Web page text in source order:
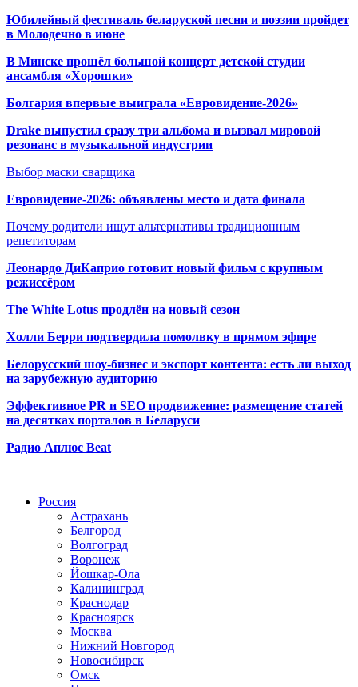
Юбилейный фестиваль беларуской песни и поэзии пройдет
в Молодечно в июне
В Минске прошёл большой концерт детской студии
ансамбля «Хорошки»
Болгария впервые выиграла «Евровидение-2026»
Drake выпустил сразу три альбома и вызвал мировой
резонанс в музыкальной индустрии
Выбор маски сварщика
Евровидение-2026: объявлены место и дата финала
Почему родители ищут альтернативы традиционным
репетиторам
Леонардо ДиКаприо готовит новый фильм с крупным
режиссёром
The White Lotus продлён на новый сезон
Холли Берри подтвердила помолвку в прямом эфире
Белорусский шоу-бизнес и экспорт контента: есть ли выход
на зарубежную аудиторию
Эффективное PR и SEO продвижение: размещение статей
на десятках порталов в Беларуси
Радио Аплюс Beat
Россия
Астрахань
Белгород
Волгоград
Воронеж
Йошкар-Ола
Калининград
Краснодар
Красноярск
Москва
Нижний Новгород
Новосибирск
Омск